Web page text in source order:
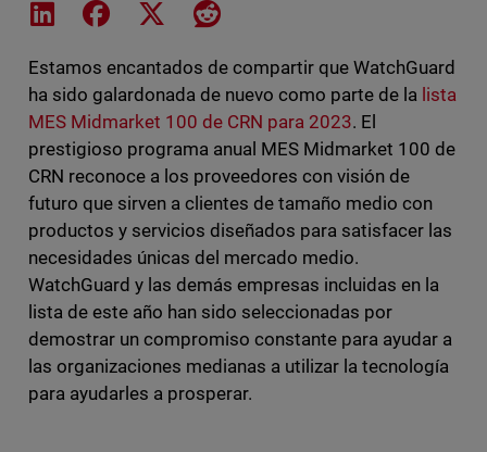
Share on LinkedIn
Share on Facebook
Share on XShare on Reddit
Estamos encantados de compartir que WatchGuard
ha sido galardonada de nuevo como parte de la lista
MES Midmarket 100 de CRN para 2023. El
prestigioso programa anual MES Midmarket 100 de
CRN reconoce a los proveedores con visión de
futuro que sirven a clientes de tamaño medio con
productos y servicios diseñados para satisfacer las
necesidades únicas del mercado medio.
WatchGuard y las demás empresas incluidas en la
lista de este año han sido seleccionadas por
demostrar un compromiso constante para ayudar a
las organizaciones medianas a utilizar la tecnología
para ayudarles a prosperar.